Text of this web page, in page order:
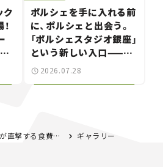
ク
ポルシェを手に入れる前
に、ポルシェと出会う。
「ポルシェスタジオ銀座」
という新しい入口——連
載｜CCGとクルマでどう
2026.07.28
。一方で進まない保険の見直し。家計のアンケート調査より ギャラリー